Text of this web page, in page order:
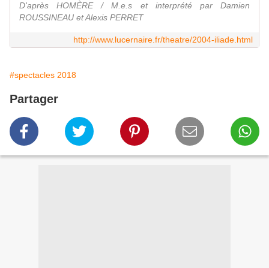
D'après HOMÈRE / M.e.s et interprété par Damien
ROUSSINEAU et Alexis PERRET
http://www.lucernaire.fr/theatre/2004-iliade.html
#spectacles 2018
Partager